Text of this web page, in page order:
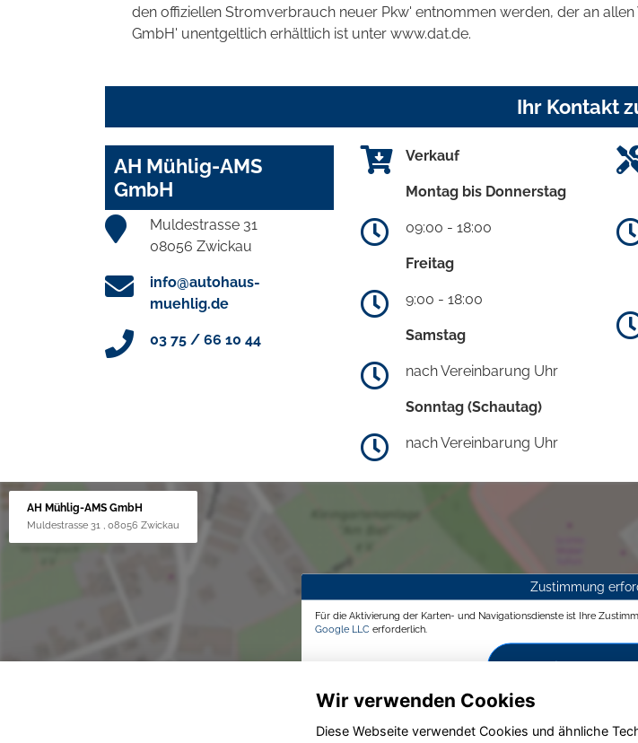
den offiziellen Stromverbrauch neuer Pkw' entnommen werden, der an
GmbH' unentgeltlich erhältlich ist unter www.dat.de.
Ihr Kontakt
AH Mühlig-AMS
GmbH
Muldestrasse 31
08056 Zwickau
info@autohaus-
muehlig.de
03 75 / 66 10 44
Verkauf
Montag bis Donnerstag
09:00 - 18:00
Freitag
9:00 - 18:00
Samstag
nach Vereinbarung Uhr
Sonntag (Schautag)
nach Vereinbarung Uhr
AH Mühlig-AMS GmbH
Muldestrasse 31 , 08056 Zwickau
Zustimmung
Für die Aktivierung der Karten- und Navigationsdienste ist Ihre
Google LLC erforderlich.
Zustimmen und
Wir verwenden Cookies
Diese Webseite verwendet Cookies und ähnliche